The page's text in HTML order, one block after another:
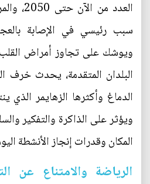
العدد
سبب رئيسي في الإصابة
ويوشك على تجاوز أمراض
البلدان المتقدمة، يحدث خرف
الدماغ وأكثرها الزهايمر الذي
ويؤثر على الذاكرة والتفكير
المكان وقدرات إنجاز الأنشطة
الرياضة والامتناع عن